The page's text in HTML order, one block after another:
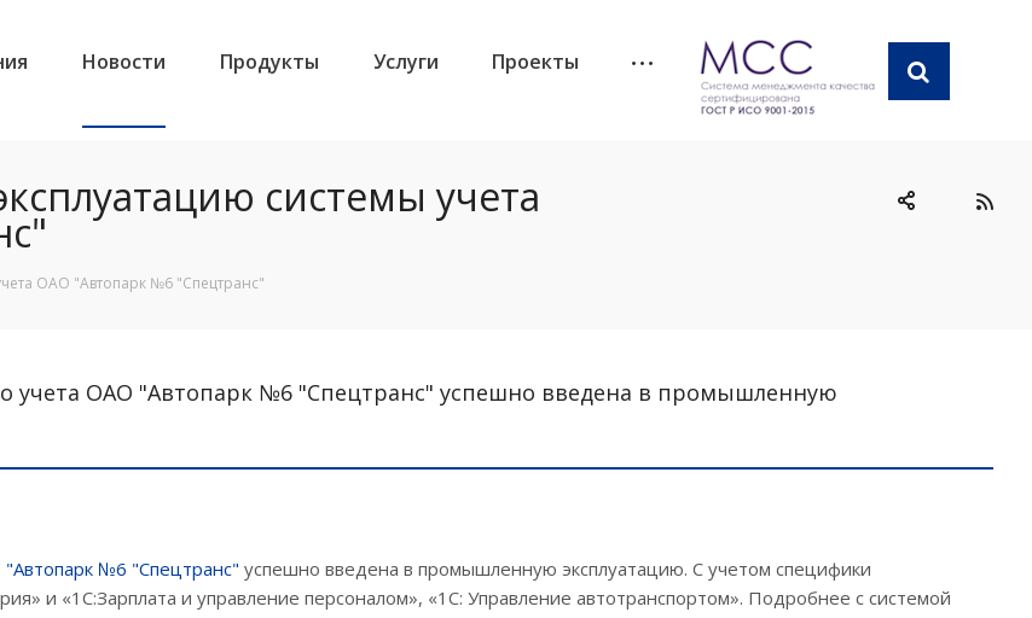
Новости Продукты Услуги Проекты
системы учета
ОАО "Автопарк №6 "Спецтранс"
учета ОАО "Автопарк №6 "Спецтранс" успешно введена в промышленную
№6 "Спецтранс" успешно введена в промышленную эксплуатацию. С учетом специфики
и «1С:Зарплата и управление персоналом», «1С: Управление автотранспортом». Подробнее с системой